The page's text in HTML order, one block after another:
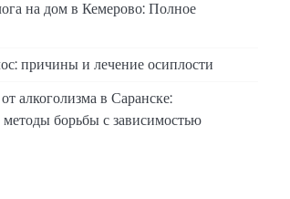
на дом в Кемерово: Полное
причины и лечение осиплости
алкоголизма в Саранске:
борьбы с зависимостью